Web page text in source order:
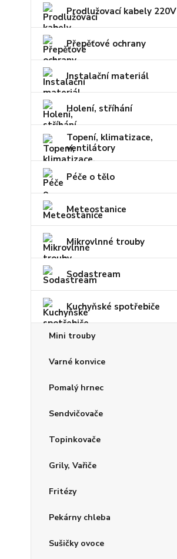
Prodlužovací kabely 220V
Přepěťové ochrany
Instalační materiál
Holení, stříhání
Topení, klimatizace,
ventilátory
Péče o tělo
Meteostanice
Mikrovlnné trouby
Sodastream
Kuchyňské spotřebiče
Mini trouby
Varné konvice
Pomalý hrnec
Sendvičovače
Topinkovače
Grily, Vařiče
Fritézy
Pekárny chleba
Sušičky ovoce